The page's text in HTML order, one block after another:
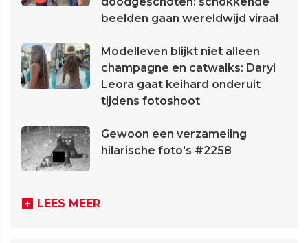
beelden gaan wereldwijd viraal
Modelleven blijkt niet alleen
champagne en catwalks: Daryl
Leora gaat keihard onderuit
tijdens fotoshoot
Gewoon een verzameling
hilarische foto's #2258
LEES MEER